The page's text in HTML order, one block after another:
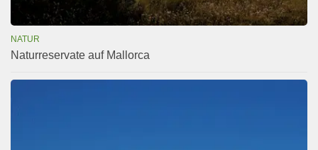
NATUR
Naturreservate auf Mallorca